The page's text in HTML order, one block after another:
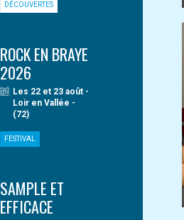
DÉCOUVERTES
ROCK EN BRAYE
2026
Les 22 et 23 août -
Loir en Vallée -
(72)
FESTIVAL
SAMPLE ET
EFFICACE